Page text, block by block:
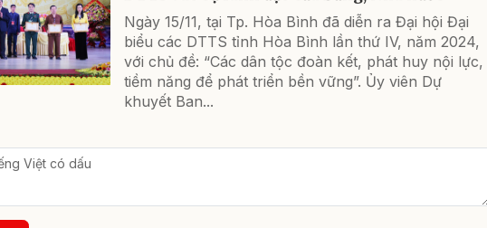
Ngày 15/11, tại Tp. Hòa Bình đã diễn ra Đại hội Đại
biểu các DTTS tỉnh Hòa Bình lần thứ IV, năm 2024,
với chủ đề: “Các dân tộc đoàn kết, phát huy nội lực,
tiềm năng để phát triển bền vững”. Ủy viên Dự
khuyết Ban...